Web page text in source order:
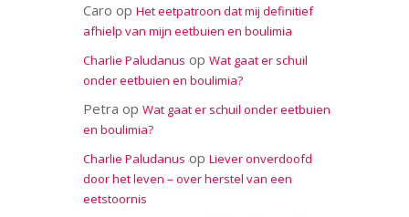
Caro op Het eetpatroon dat mij definitief
afhielp van mijn eetbuien en boulimia
Charlie Paludanus op Wat gaat er schuil
onder eetbuien en boulimia?
Petra op Wat gaat er schuil onder eetbuien
en boulimia?
Charlie Paludanus op Liever onverdoofd
door het leven – over herstel van een
eetstoornis